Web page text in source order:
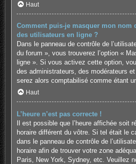
Haut
Comment puis-je masquer mon nom
des utilisateurs en ligne ?
Dans le panneau de contrôle de
du forum », vous trouverez l’option «
ligne ». Si vous activez cette option,
des administrateurs, des modérateurs
serez alors comptabilisé comme étant
Haut
L’heure n’est pas correcte !
Il est possible que l’heure affichée soit
horaire différent du vôtre. Si tel était le
dans le panneau de contrôle de
horaire afin de trouver votre zone
Paris, New York, Sydney, etc. Veuillez